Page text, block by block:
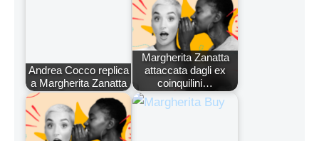
Andrea Cocco replica
a Margherita Zanatta
Margherita Zanatta
attaccata dagli ex
coinquilini…